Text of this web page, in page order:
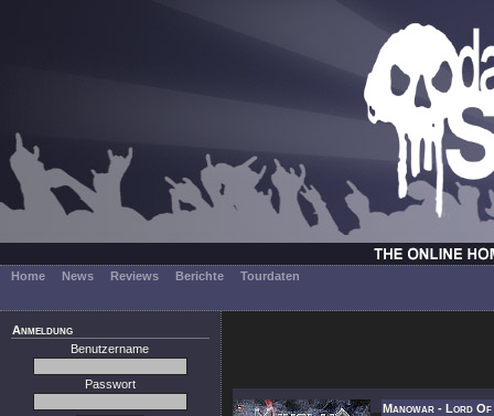
Home News Reviews Berichte Tourdaten
Anmeldung
Benutzername
Passwort
Manowar - Lord Of